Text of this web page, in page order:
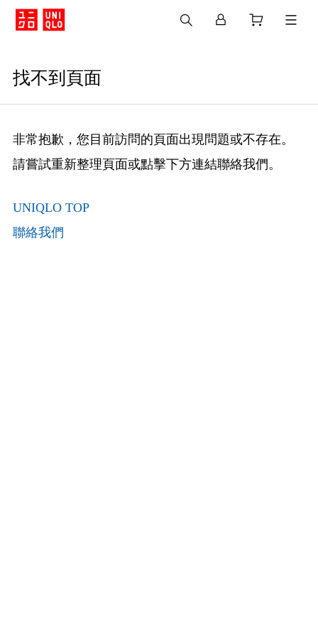
找不到頁面
非常抱歉，您目前訪問的頁面出現問題或不存在。
請嘗試重新整理頁面或點擊下方連結聯絡我們。
UNIQLO TOP
聯絡我們